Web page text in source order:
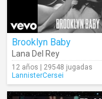
Brooklyn Baby
Lana Del Rey
12 años | 29548 jugadas
LannisterCersei